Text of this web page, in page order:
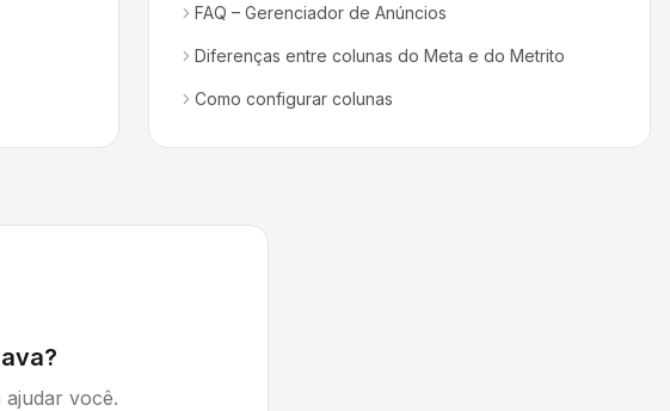
FAQ – Gerenciador de Anúncios
Diferenças entre colunas do Meta e do Metrito
Como configurar colunas
você.